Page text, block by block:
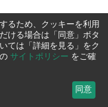
るため、クッキーを利用
ける場合は「同意」ボタ
ては「詳細を見る」をク
サイトポリシー をご確
同意